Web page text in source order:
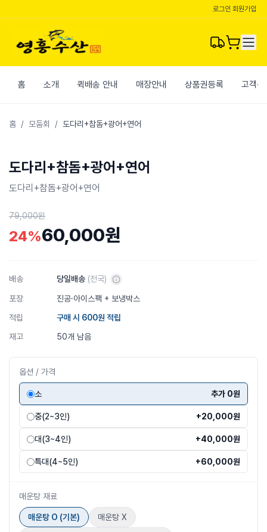
로그인 |회원가입
홈 소개 퀵배송 안내 매장안내 상품권등록 고객센
홈 / 모둠회 / 도다리+참돔+광어+연어
도다리+참돔+광어+연어
도다리+참돔+광어+연어
79,000원
24%60,000원
배송 당일배송 (전국)
포장
진공·아이스팩 + 보냉박스
적립
구매 시 600원 적립
재고
50개 남음
옵션 / 가격
소 추가 0원
중(2~3인) +20,000원
대(3~4인) +40,000원
특대(4~5인) +60,000원
매운탕 재료
매운탕 O (기본) 매운탕 X